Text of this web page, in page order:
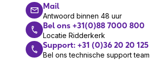
Mail
Antwoord binnen 48 uur
Bel ons +31(0)88 7000 800
Locatie Ridderkerk
Support: +31 (0)36 20 20 125
Bel ons technische support team